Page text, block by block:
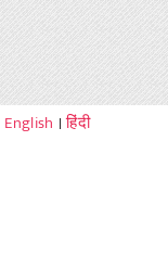
English |हिंदी